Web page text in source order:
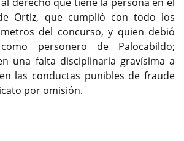
Ortiz, que cumplió con todo los
del concurso, y quien debió
personero de Palocabildo;
una falta disciplinaria gravísima a
las conductas punibles de fraude
por omisión.